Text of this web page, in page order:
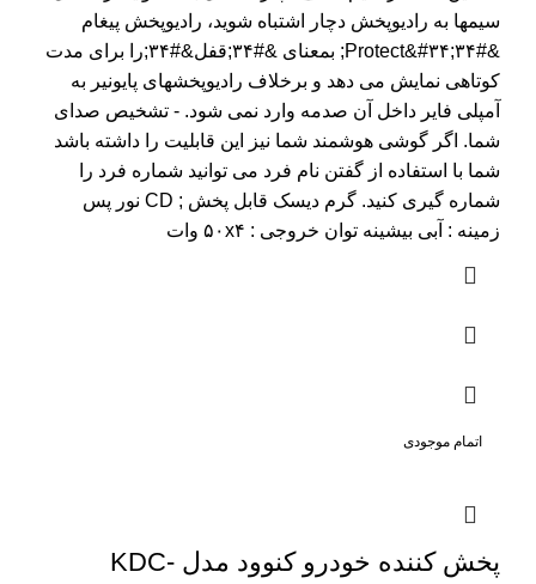
سیمها به رادیوپخش دچار اشتباه شوید، رادیوپخش پیغام
&#۳۴;Protect&#۳۴; بمعنای &#۳۴;قفل&#۳۴;را برای مدت
کوتاهی نمایش می دهد و برخلاف رادیوپخشهای پایونیر به
آمپلی فایر داخل آن صدمه وارد نمی شود. - تشخیص صدای
شما. اگر گوشی هوشمند شما نیز این قابلیت را داشته باشد
شما با استفاده از گفتن نام فرد می توانید شماره فرد را
شماره گیری کنید. گرم دیسک قابل پخش ; CD نور پس
زمینه : آبی بیشینه توان خروجی : ۵۰x۴ وات
اتمام موجودی
پخش کننده خودرو کنوود مدل KDC-